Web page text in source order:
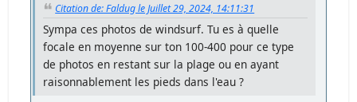
Citation de: Faldug le Juillet 29, 2024, 14:11:31
Sympa ces photos de windsurf. Tu es à quelle
focale en moyenne sur ton 100-400 pour ce type
de photos en restant sur la plage ou en ayant
raisonnablement les pieds dans l'eau ?